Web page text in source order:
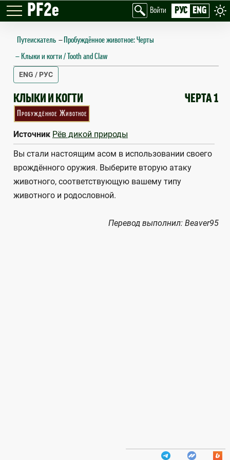
PF2e Войти РУС ENG
Путеискатель —
Пробуждённое животное: Черты
Клыки и когти / Tooth and Claw
ENG / РУС
КЛЫКИ И КОГТИ
TOOTH AND CLAW ЧЕРТА 1
Пробуждённое Животное
Источник Рёв дикой природы
Вы стали настоящим асом в использовании своего
врождённого оружия. Выберите вторую атаку
животного, соответствующую вашему типу
животного и родословной.
Перевод выполнил: Beaver95